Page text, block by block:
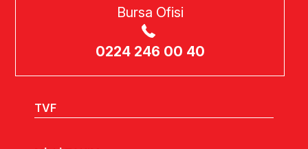
Bursa Ofisi
0224 246 00 40
TVF